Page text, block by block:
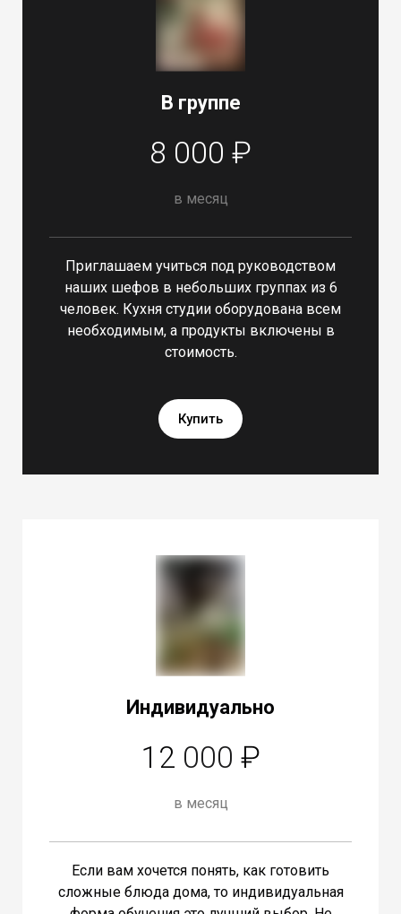
В группе
8 000 ₽
в месяц
Приглашаем учиться под руководством
наших шефов в небольших группах из 6
человек. Кухня студии оборудована всем
необходимым, а продукты включены в
стоимость.
Купить
Индивидуально
12 000 ₽
в месяц
Если вам хочется понять, как готовить
сложные блюда дома, то индивидуальная